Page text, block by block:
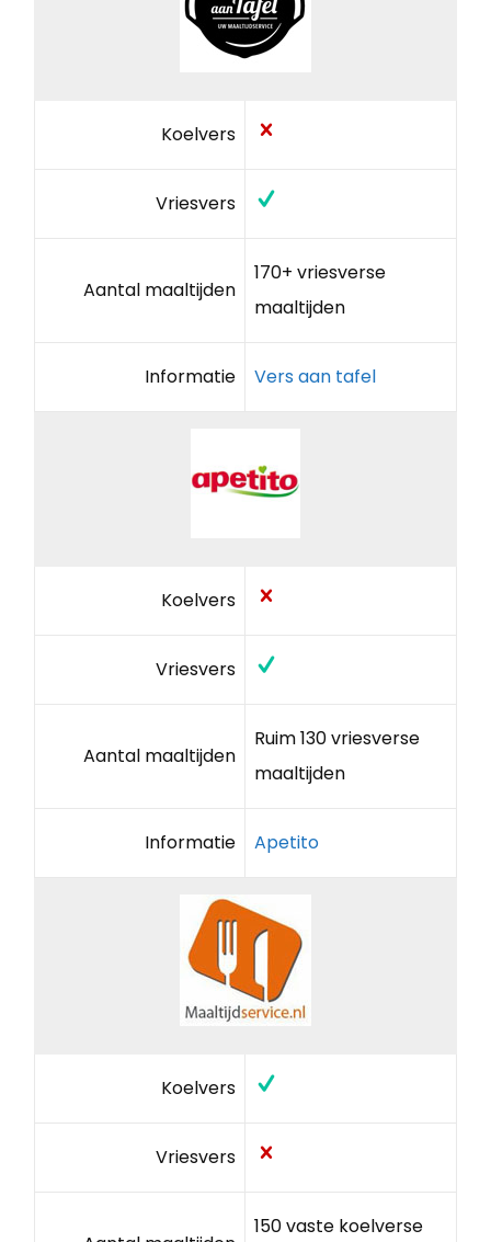
Koelvers
Vriesvers
Aantal maaltijden
170+ vriesverse
maaltijden
Informatie Vers aan tafel
Koelvers
Vriesvers
Aantal maaltijden
Ruim 130 vriesverse
maaltijden
Informatie Apetito
Koelvers
Vriesvers
150 vaste koelverse